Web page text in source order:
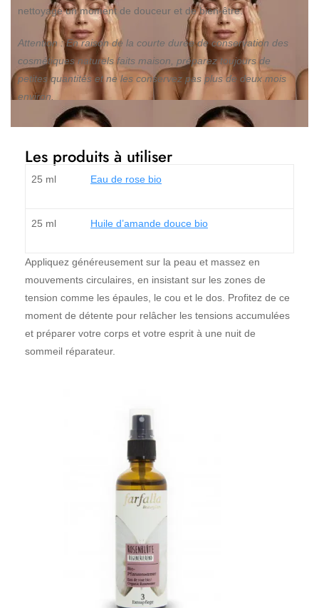
nettoyage un moment de douceur et de bien-être.
Attention : En raison de la courte durée de conservation des
cosmétiques naturels faits maison, préparez toujours de
petites quantités et ne les conservez pas plus de deux mois
environ.
Les produits à utiliser
25 ml Eau de rose bio
25 ml Huile d’amande douce bio
Appliquez généreusement sur la peau et massez en
mouvements circulaires, en insistant sur les zones de
tension comme les épaules, le cou et le dos. Profitez de ce
moment de détente pour relâcher les tensions accumulées
et préparer votre corps et votre esprit à une nuit de
sommeil réparateur.